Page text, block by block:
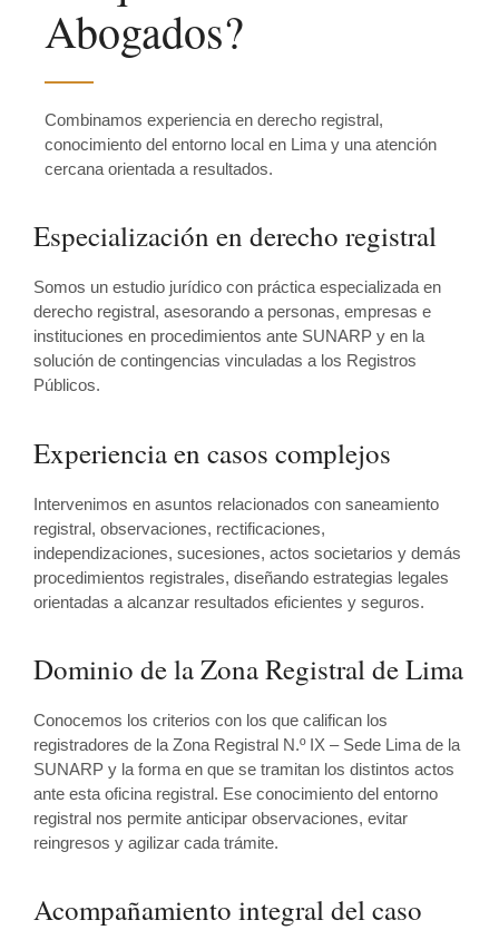
Abogados?
Combinamos experiencia en derecho registral,
conocimiento del entorno local en Lima y una atención
cercana orientada a resultados.
Especialización en derecho registral
Somos un estudio jurídico con práctica especializada en
derecho registral, asesorando a personas, empresas e
instituciones en procedimientos ante SUNARP y en la
solución de contingencias vinculadas a los Registros
Públicos.
Experiencia en casos complejos
Intervenimos en asuntos relacionados con saneamiento
registral, observaciones, rectificaciones,
independizaciones, sucesiones, actos societarios y demás
procedimientos registrales, diseñando estrategias legales
orientadas a alcanzar resultados eficientes y seguros.
Dominio de la Zona Registral de Lima
Conocemos los criterios con los que califican los
registradores de la Zona Registral N.º IX – Sede Lima de la
SUNARP y la forma en que se tramitan los distintos actos
ante esta oficina registral. Ese conocimiento del entorno
registral nos permite anticipar observaciones, evitar
reingresos y agilizar cada trámite.
Acompañamiento integral del caso